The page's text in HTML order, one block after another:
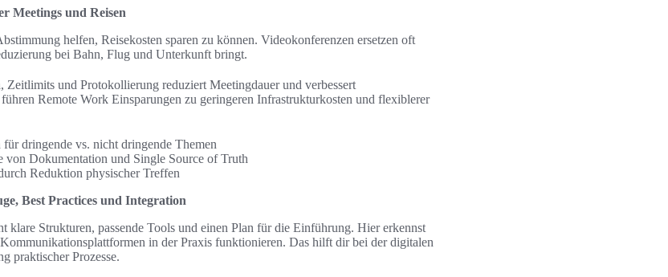
Meetings und Reisen
helfen, Reisekosten sparen zu können. Videokonferenzen ersetzen oft
bei Bahn, Flug und Unterkunft bringt.
und Protokollierung reduziert Meetingdauer und verbessert
Remote Work Einsparungen zu geringeren Infrastrukturkosten und flexiblerer
dringende vs. nicht dringende Themen
von Dokumentation und Single Source of Truth
Reduktion physischer Treffen
Best Practices und Integration
klare Strukturen, passende Tools und einen Plan für die Einführung. Hier erkennst
in der Praxis funktionieren. Das hilft dir bei der digitalen
praktischer Prozesse.